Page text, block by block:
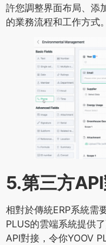
許您調整界面布局、添
的業務流程和工作方式。
5.第三方API
相對於傳統ERP系統需
PLUS的雲端系統提供
API對接，令你YOOV